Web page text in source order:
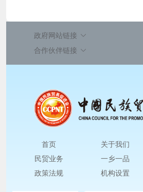
政府网站链接
合作伙伴链接
首页 关于我们
民贸业务
一乡一品
政策法规
机构设置